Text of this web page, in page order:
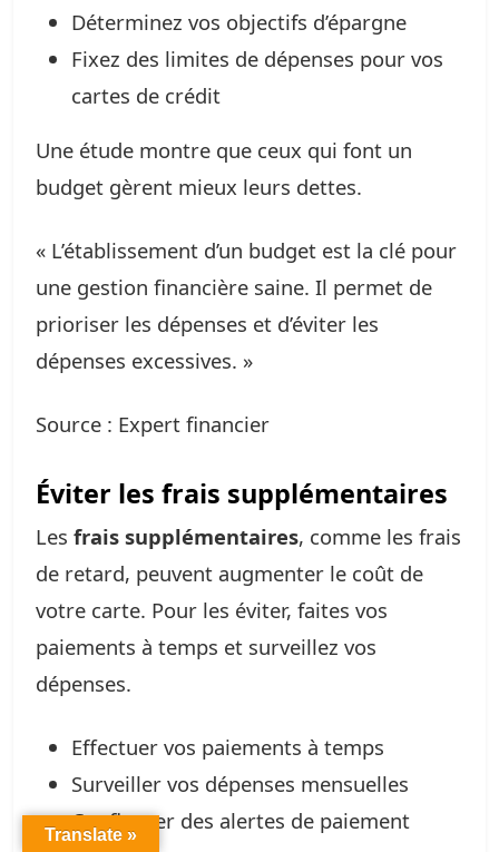
Déterminez vos objectifs d’épargne
Fixez des limites de dépenses pour vos
cartes de crédit
Une étude montre que ceux qui font un
budget gèrent mieux leurs dettes.
« L’établissement d’un budget est la clé pour
une gestion financière saine. Il permet de
prioriser les dépenses et d’éviter les
dépenses excessives. »
Source : Expert financier
Éviter les frais supplémentaires
Les frais supplémentaires, comme les frais
de retard, peuvent augmenter le coût de
votre carte. Pour les éviter, faites vos
paiements à temps et surveillez vos
dépenses.
Effectuer vos paiements à temps
Surveiller vos dépenses mensuelles
Configurer des alertes de paiement
Translate »